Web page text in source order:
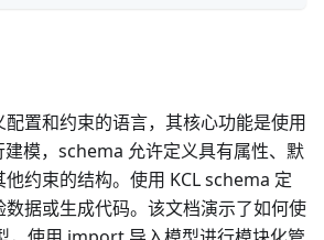
配置和约束的语言，其核心功能是使用
模，schema 允许定义具有属性、默
约束的结构。使用 KCL schema 定
据或生成代码。该文档演示了如何使